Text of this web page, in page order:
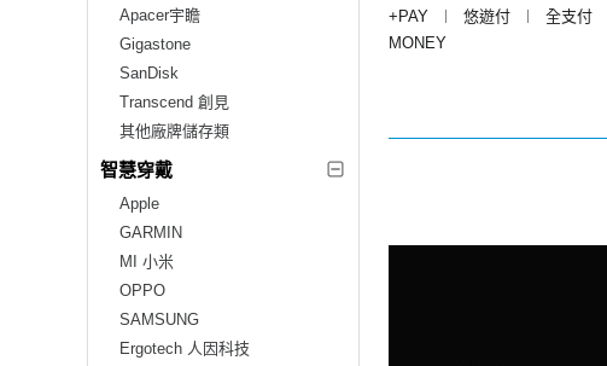
Apacer宇瞻
Gigastone
SanDisk
Transcend 創見
其他廠牌儲存類
智慧穿戴
Apple
GARMIN
MI 小米
OPPO
SAMSUNG
Ergotech 人因科技
+PAY
︱ 悠遊付 ︱ 全支付
MONEY